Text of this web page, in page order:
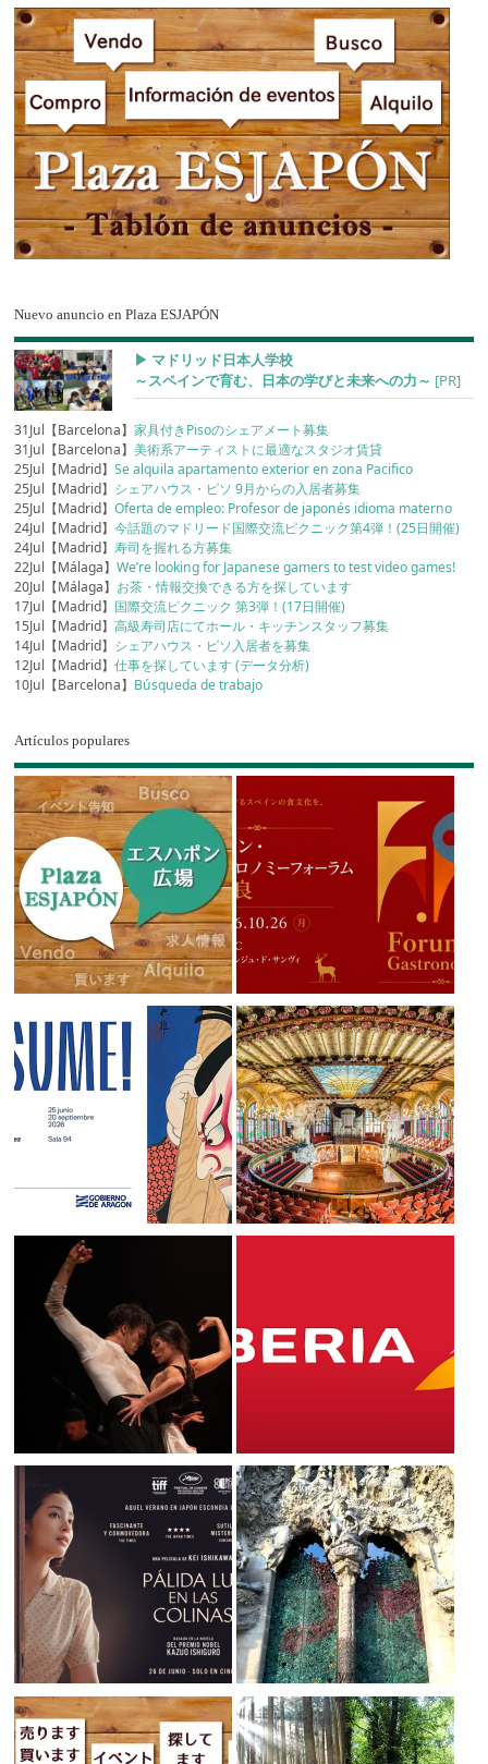
Nuevo anuncio en Plaza ESJAPÓN
▶︎ マドリッド日本人学校
～スペインで育む、日本の学びと未来への力～ [PR]
31Jul【Barcelona】家具付きPisoのシェアメート募集
31Jul【Barcelona】美術系アーティストに最適なスタジオ賃貸
25Jul【Madrid】Se alquila apartamento exterior en zona Pacifico
25Jul【Madrid】 シェアハウス・ピソ 9月からの入居者募集
25Jul【Madrid】Oferta de empleo: Profesor de japonés idioma materno
24Jul【Madrid】今話題のマドリード国際交流ピクニック第4弾！(25日開催)
24Jul【Madrid】寿司を握れる方募集
22Jul【Málaga】We’re looking for Japanese gamers to test video games!
20Jul【Málaga】 お茶・情報交換できる方を探しています
17Jul【Madrid】 国際交流ピクニック 第3弾！(17日開催)
15Jul【Madrid】高級寿司店にてホール・キッチンスタッフ募集
14Jul【Madrid】 シェアハウス・ピソ入居者を募集
12Jul【Madrid】仕事を探しています (データ分析)
10Jul【Barcelona】 Búsqueda de trabajo
Artículos populares